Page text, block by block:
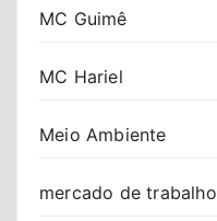
MC Guimê
MC Hariel
Meio Ambiente
mercado de trabalho